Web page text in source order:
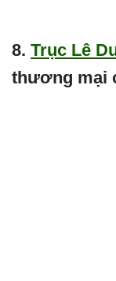
8. Trục Lê
thương mại